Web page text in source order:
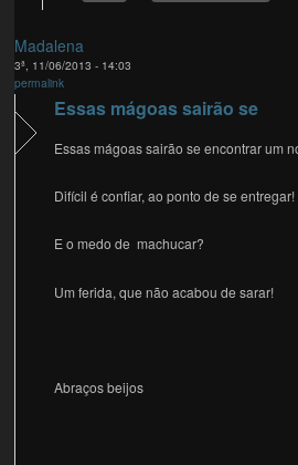
Madalena
3ª, 11/06/2013 - 14:03
permalink
Essas mágoas sairão se
Essas mágoas sairão se encontrar um
Difícil é confiar, ao ponto de se entregar!
E o medo de machucar?
Um ferida, que não acabou de sarar!
Abraços beijos